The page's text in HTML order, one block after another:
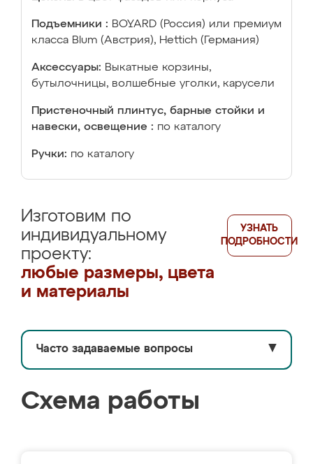
Подъемники : BOYARD (Россия) или премиум
класса Blum (Австрия), Hettich (Германия)
Аксессуары: Выкатные корзины,
бутылочницы, волшебные уголки, карусели
Пристеночный плинтус, барные стойки и
навески, освещение : по каталогу
Ручки: по каталогу
Изготовим по
индивидуальному
проекту:
любые размеры, цвета
и материалы
УЗНАТЬ
ПОДРОБНОСТИ
Часто задаваемые вопросы ▼
Схема работы